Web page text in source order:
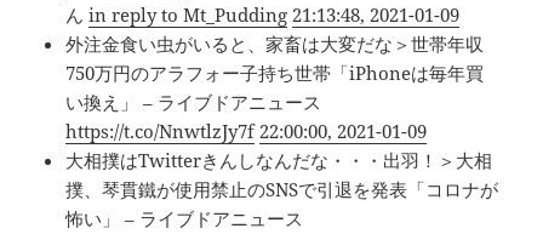
んin reply to Mt_Pudding 21:13:48, 2021-01-09
外注金食い虫がいると、家畜は大変だな＞世帯年収
750万円のアラフォー子持ち世帯「iPhoneは毎年買
い換え」 – ライブドアニュース
https://t.co/NnwtlzJy7f 22:00:00, 2021-01-09
大相撲はTwitterきんしなんだな・・・出羽！＞大相
撲、琴貫鐵が使用禁止のSNSで引退を発表「コロナが
怖い」 – ライブドアニュース